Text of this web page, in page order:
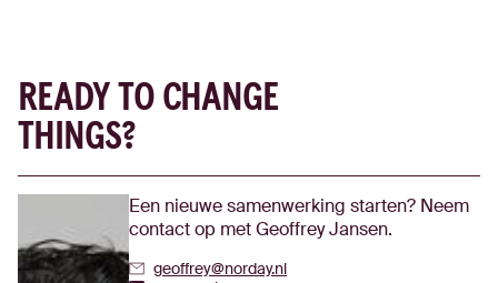
READY TO CHANGE
THINGS?
Een nieuwe samenwerking starten? Neem
contact op met Geoffrey Jansen.
geoffrey@norday.nl